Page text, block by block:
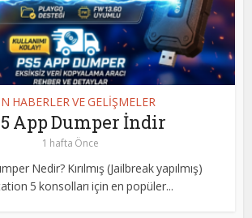
HABERLER VE GELİŞMELER
App Dumper İndir
1 hafta Önce
Nedir? Kırılmış (Jailbreak yapılmış)
5 konsolları için en popüler...